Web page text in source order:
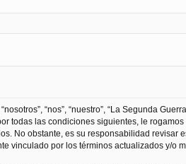
“nos”, “nuestro”, “La Segunda
todas las condiciones siguientes, le
No obstante, es su responsabilidad
vinculado por los términos actualizados y/o